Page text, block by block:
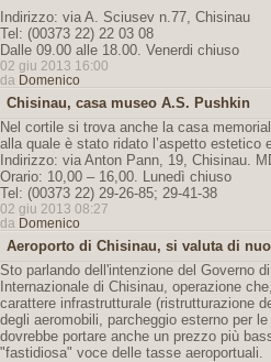
Indirizzo: via A. Sciusev n.77, Chisinau
Tel: (00373 22) 22 03 08
Dalle 09.00 alle 18.00. Venerdi chiuso
02 giu 2013 16:00
da Domenico
Chisinau, casa museo A.S. Pushkin
Nel cortile si trova anche la casa
alla quale è stato ridato l’aspetto estetico
Indirizzo: via Anton Pann, 19, Chisinau.
Orario: 10,00 – 16,00. Lunedì chiuso
Tel: (00373 22) 29-26-85; 29-41-38
02 giu 2013 08:27
da Domenico
Aeroporto di Chisinau, si valuta di
Sto parlando dell'intenzione del Governo
Internazionale di Chisinau, operazione
carattere infrastrutturale (ristrutturazione
degli aeromobili, parcheggio esterno per
dovrebbe portare anche un prezzo più
"fastidiosa" voce delle tasse aeroportuali.